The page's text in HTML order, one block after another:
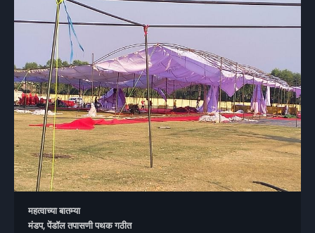
महत्वाच्या बातम्या
मंडप, पेंडॉल तपासणी पथक गठीत